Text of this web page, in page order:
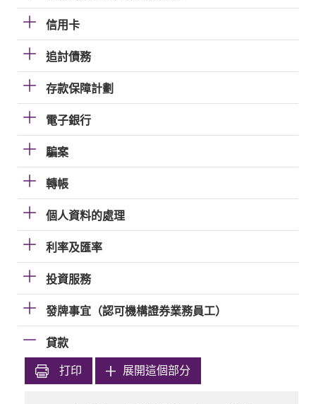
信用卡
追討債務
存款保障計劃
電子銀行
騙案
轉帳
個人資料的處理
利率及匯率
投資服務
發牌事宜（認可機構證券業務員工）
貸款
打印 展開這個部分